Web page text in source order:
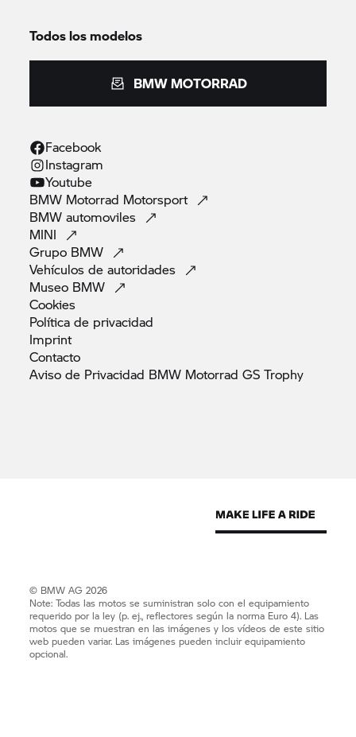
Todos los modelos
BMW MOTORRAD
Facebook
Instagram
Youtube
BMW Motorrad Motorsport
BMWautomoviles
MINI
Grupo BMW
Vehículos deautoridades
Museo BMW
Cookies
Política de privacidad
Imprint
Contacto
Aviso de Privacidad BMW Motorrad GSTrophy
© BMW AG 2026
Note: Todas las motos se suministran solo con el equipamiento
requerido por la ley (p. ej., reflectores según la norma Euro 4). Las
motos que se muestran en las imágenes y los vídeos de este sitio
web pueden variar. Las imágenes pueden incluir equipamiento
opcional.